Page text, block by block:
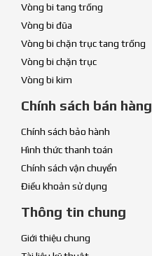
Vòng bi tang trống
Vòng bi đũa
Vòng bi chặn trục tang trống
Vòng bi chặn trục
Vòng bi kim
Chính sách bán hàng
Chính sách bảo hành
Hình thức thanh toán
Chính sách vận chuyển
Điều khoản sử dụng
Thông tin chung
Giới thiệu chung